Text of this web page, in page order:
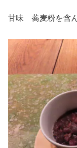
甘味 蕎麦粉を含